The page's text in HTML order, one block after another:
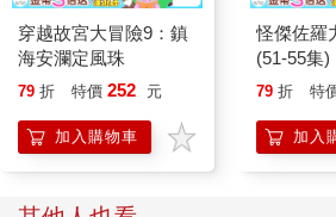
穿越故宮大冒險9：鎮
海安瀾定風珠
79 折 特價 252 元
加入購物車
怪傑佐羅
(51-55集)
79 折 特
加入